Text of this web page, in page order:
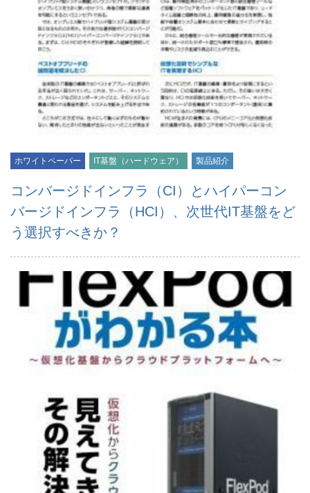
ホワイトペーパー IT基盤（ハードウェア） 製品紹介
コンバージドインフラ（CI）とハイパーコン
バージドインフラ（HCI）、次世代IT基盤をど
う選択すべきか？